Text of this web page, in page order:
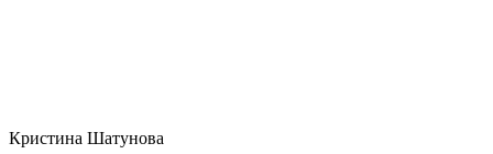
Кристина Шатунова